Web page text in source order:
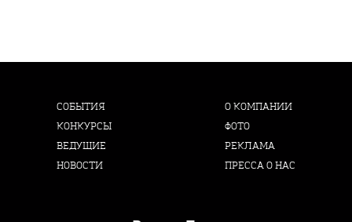
СОБЫТИЯ
КОНКУРСЫ
ВЕДУЩИЕ
НОВОСТИ
О КОМПАНИИ
ФОТО
РЕКЛАМА
ПРЕССА О НАС